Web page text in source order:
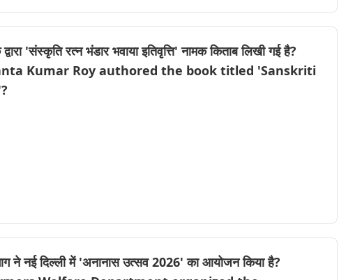
'संस्कृति रत्न भंडार भवाया इतिवृत्ति' नामक किताब लिखी गई है?
Kumar Roy authored the book titled 'Sanskriti
ने नई दिल्ली में 'अनानास उत्सव 2026' का आयोजन किया है?